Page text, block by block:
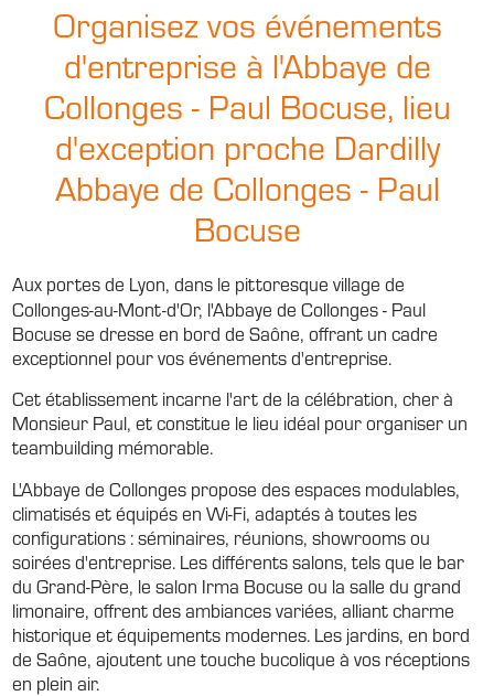
Organisez vos événements
d'entreprise à l'Abbaye de
Collonges - Paul Bocuse, lieu
d'exception proche Dardilly
Abbaye de Collonges - Paul
Bocuse
Aux portes de Lyon, dans le pittoresque village de
Collonges-au-Mont-d'Or, l'Abbaye de Collonges - Paul
Bocuse se dresse en bord de Saône, offrant un cadre
exceptionnel pour vos événements d'entreprise.
Cet établissement incarne l'art de la célébration, cher à
Monsieur Paul, et constitue le lieu idéal pour organiser un
teambuilding mémorable.
L'Abbaye de Collonges propose des espaces modulables,
climatisés et équipés en Wi-Fi, adaptés à toutes les
configurations : séminaires, réunions, showrooms ou
soirées d'entreprise. Les différents salons, tels que le bar
du Grand-Père, le salon Irma Bocuse ou la salle du grand
limonaire, offrent des ambiances variées, alliant charme
historique et équipements modernes. Les jardins, en bord
de Saône, ajoutent une touche bucolique à vos réceptions
en plein air.